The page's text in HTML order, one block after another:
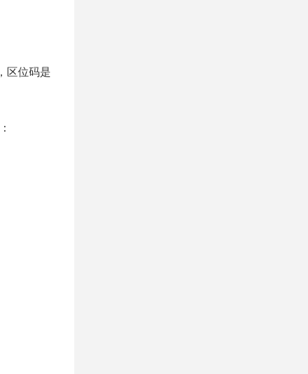
区位码是